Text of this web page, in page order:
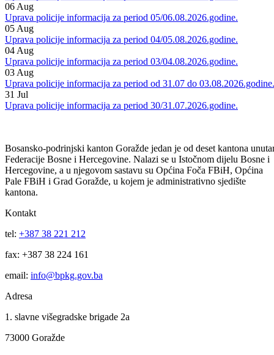
Informacije MUP-a
07Aug
Uprava policije informacija za period 06/07.08.2026.godine.
06Aug
Uprava policije informacija za period 05/06.08.2026.godine.
05Aug
Uprava policije informacija za period 04/05.08.2026.godine.
04Aug
Uprava policije informacija za period 03/04.08.2026.godine.
03Aug